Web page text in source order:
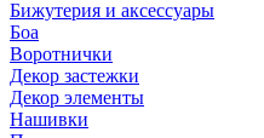
Бижутерия и аксессуары
Боа
Воротнички
Декор застежки
Декор элементы
Нашивки